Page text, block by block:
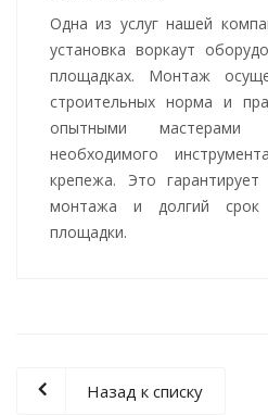
Одна из услуг нашей
установка воркаут
площадках. Монтаж
строительных норма и
опытными мастерами
необходимого
крепежа. Это
монтажа и долгий срок
площадки.
Назад к списку